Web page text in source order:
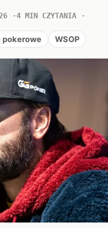
4 MIN CZYTANIA
pokerowe WSOP